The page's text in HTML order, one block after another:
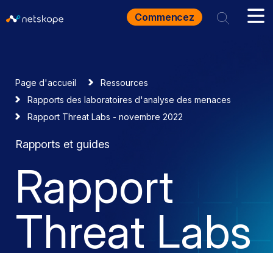
Commencez
Page d'accueil
Ressources
Rapports des laboratoires d'analyse des menaces
Rapport Threat Labs - novembre 2022
Rapports et guides
Rapport
Threat Labs